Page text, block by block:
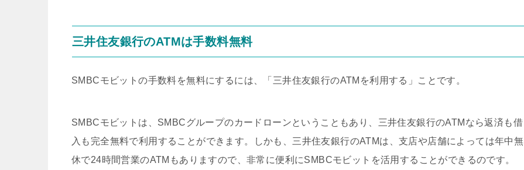
三井住友銀行のATMは手数料無料
SMBCモビットの手数料を無料にするには、「三井住友銀行のATMを利用する」ことです。
SMBCモビットは、SMBCグループのカードローンということもあり、三井住友銀行のATMなら返済も借
入も完全無料で利用することができます。しかも、三井住友銀行のATMは、支店や店舗によっては年中無
休で24時間営業のATMもありますので、非常に便利にSMBCモビットを活用することができるのです。